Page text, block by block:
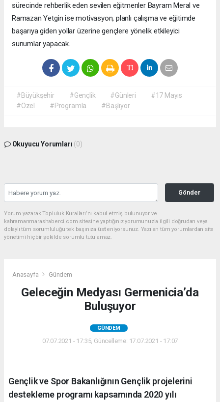
sürecinde rehberlik eden sevilen eğitmenler Bayram Meral ve
Ramazan Yetgin ise motivasyon, planlı çalışma ve eğitimde
başarıya giden yollar üzerine gençlere yönelik etkileyici
sunumlar yapacak.
#Büyükşehir #Gençlik #Günleri
#17 Mayıs
#Özel
#Programla #Başlıyor
Okuyucu Yorumları (0)
Gönder
Yorum yazarak Topluluk Kuralları’nı kabul etmiş bulunuyor ve
kahramanmarashaberci.com sitesine yaptığınız yorumunuzla ilgili doğrudan veya
dolaylı tüm sorumluluğu tek başınıza üstleniyorsunuz. Yazılan tüm yorumlardan site
yönetimi hiçbir şekilde sorumlu tutulamaz.
Anasayfa Gündem
Geleceğin Medyası Germenicia’da
Buluşuyor
GÜNDEM
07.07.2021 - 17:35, Güncelleme: 17.07.2021 - 17:07
Gençlik ve Spor Bakanlığının Gençlik projelerini
destekleme programı kapsamında 2020 yılı